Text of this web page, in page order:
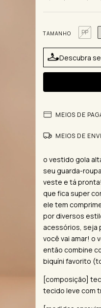
TAMANHO PP
Descubra
MEIOS DE
MEIOS DE
o vestido gola
seu guarda-
veste e tá
que fica super
ele tem
por diversos
acessórios, seja
você vai amar! o
então combine
biquíni favorito
[composição]
tecido leve com